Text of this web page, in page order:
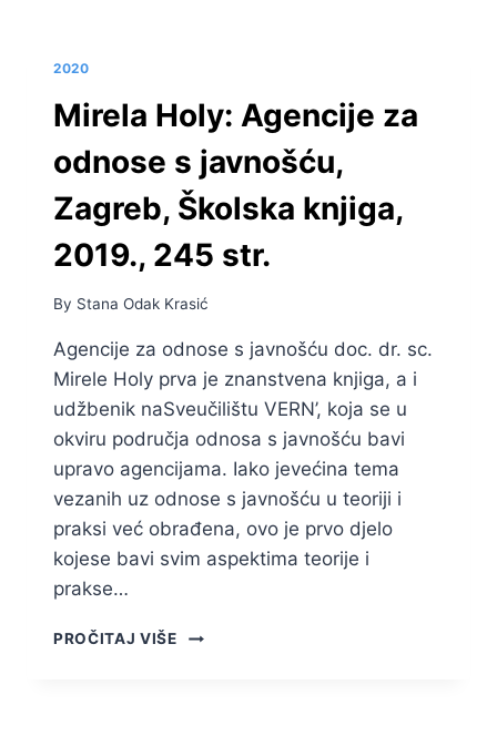
2020
Mirela Holy: Agencije za
odnose s javnošću,
Zagreb, Školska knjiga,
2019., 245 str.
By Stana Odak Krasić
Agencije za odnose s javnošću doc. dr. sc.
Mirele Holy prva je znanstvena knjiga, a i
udžbenik naSveučilištu VERN’, koja se u
okviru područja odnosa s javnošću bavi
upravo agencijama. Iako jevećina tema
vezanih uz odnose s javnošću u teoriji i
praksi već obrađena, ovo je prvo djelo
kojese bavi svim aspektima teorije i
prakse…
PROČITAJ VIŠE
MIRELA